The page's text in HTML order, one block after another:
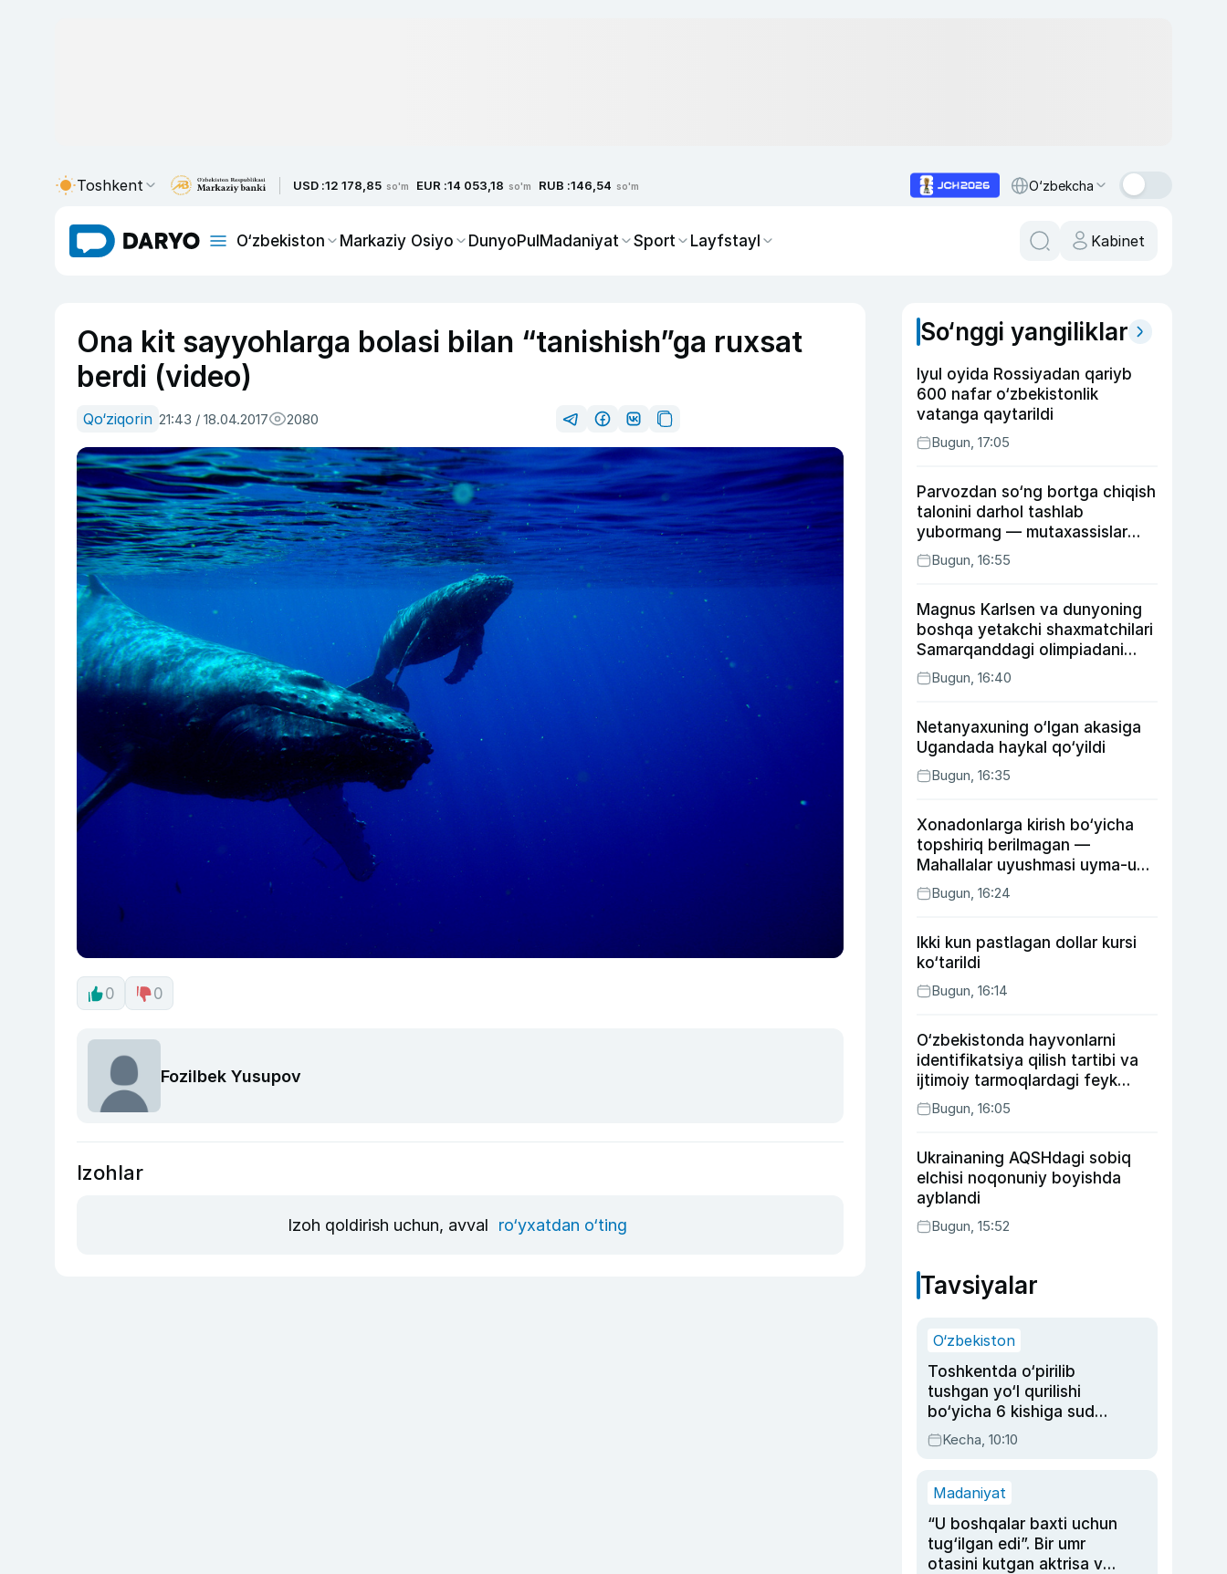
Toshkent USD :12 178,85 so'm EUR :14 053,18 so'm RUB :146,54 so'm O‘zbekcha
O‘zbekiston Markaziy Osiyo DunyoPulMadaniyat Sport Layfstayl Kabinet
Ona kit sayyohlarga bolasi bilan “tanishish”ga ruxsat
berdi (video)
Qo‘ziqorin 21:43 / 18.04.2017 2080
0 0
Fozilbek Yusupov
Izohlar
Izoh qoldirish uchun, avval ro‘yxatdan o‘ting
So‘nggi yangiliklar
Iyul oyida Rossiyadan qariyb
600 nafar o‘zbekistonlik
vatanga qaytarildi
Bugun, 17:05
Parvozdan so‘ng bortga chiqish
talonini darhol tashlab
yubormang — mutaxassislar
buning sababini tushuntirdi
Bugun, 16:55
Magnus Karlsen va dunyoning
boshqa yetakchi shaxmatchilari
Samarqanddagi olimpiadani
o‘tkazib yuboradi
Bugun, 16:40
Netanyaxuning o‘lgan akasiga
Ugandada haykal qo‘yildi
Bugun, 16:35
Xonadonlarga kirish bo‘yicha
topshiriq berilmagan —
Mahallalar uyushmasi uyma-uy
yurgan mas’ullar haqida
Bugun, 16:24
Ikki kun pastlagan dollar kursi
ko‘tarildi
Bugun, 16:14
O‘zbekistonda hayvonlarni
identifikatsiya qilish tartibi va
ijtimoiy tarmoqlardagi feyk
xabarlarga izoh berildi
Bugun, 16:05
Ukrainaning AQSHdagi sobiq
elchisi noqonuniy boyishda
ayblandi
Bugun, 15:52
Tavsiyalar
O‘zbekiston
Toshkentda o‘pirilib
tushgan yo‘l qurilishi
bo‘yicha 6 kishiga sud
hukmi o‘qildi
Kecha, 10:10
Madaniyat
“U boshqalar baxti uchun
tug‘ilgan edi”. Bir umr
otasini kutgan aktrisa va